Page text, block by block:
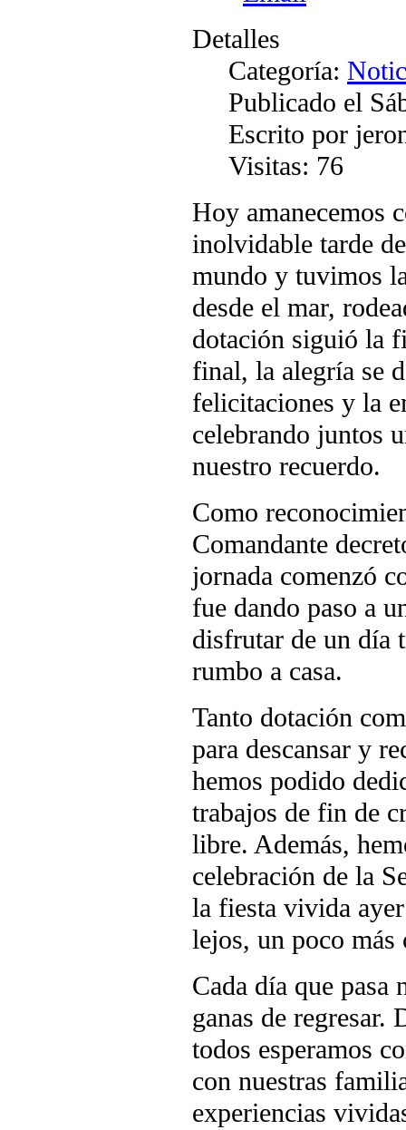
Detalles
Categoría:
Publicado el
Escrito por
Visitas: 76
Hoy amanecemos
inolvidable tarde
mundo y tuvimos
desde el mar,
dotación siguió la
final, la alegría se
felicitaciones y la
celebrando juntos
nuestro recuerdo.
Como
Comandante
jornada comenzó
fue dando paso a
disfrutar de un día
rumbo a casa.
Tanto dotación
para descansar y
hemos podido
trabajos de fin de
libre. Además,
celebración de la
la fiesta vivida
lejos, un poco más
Cada día que pasa
ganas de regresar.
todos esperamos
con nuestras
experiencias